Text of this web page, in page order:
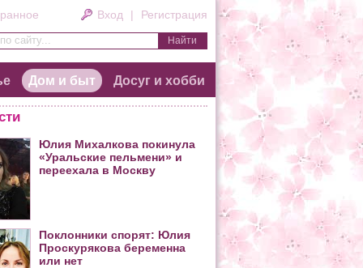
Юлия Михалкова покинула
«Уральские пельмени» и
переехала в Москву
Поклонники спорят: Юлия
Проскурякова беременна
или нет
Вход | Регистрация
сайту...
Дом и быт Досуг и хобби